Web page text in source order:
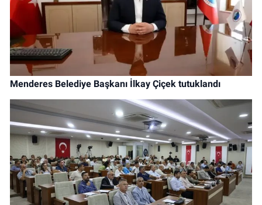
Menderes Belediye Başkanı İlkay Çiçek tutuklandı